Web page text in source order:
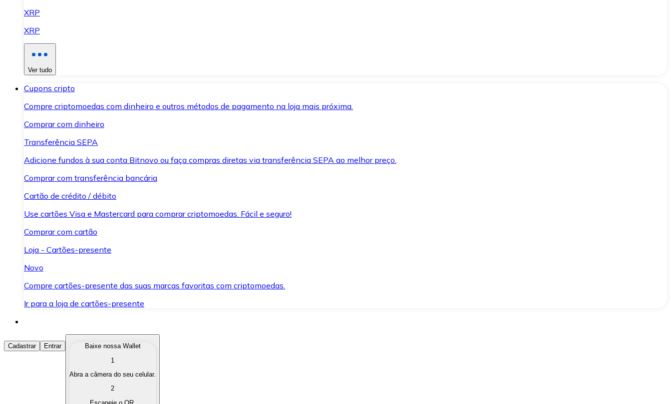
XRP
XRP
Ver tudo
Cupons cripto
Compre criptomoedas com dinheiro e outros métodos de pagamento na loja mais próxima.
Comprar com dinheiro
Transferência SEPA
Adicione fundos à sua conta Bitnovo ou faça compras diretas via transferência SEPA ao melhor preço.
Comprar com transferência bancária
Cartão de crédito / débito
Use cartões Visa e Mastercard para comprar criptomoedas. Fácil e seguro!
Comprar com cartão
Loja - Cartões-presente
Novo
Compre cartões-presente das suas marcas favoritas com criptomoedas.
Ir para a loja de cartões-presente
Comprar Criptomoedas
Compre as criptomoedas de seu interesse de forma rápida e segura.
Converta suas criptomoedas em moeda fiduciária quando precisar.
Cadastrar Entrar
Baixe nossa Wallet
1
Abra a câmera do seu celular.
2